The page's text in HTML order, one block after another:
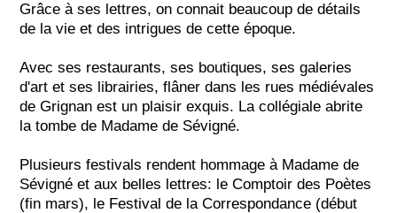
Grâce à ses lettres, on connait beaucoup de détails
de la vie et des intrigues de cette époque.
Avec ses restaurants, ses boutiques, ses galeries
d'art et ses librairies, flâner dans les rues médiévales
de Grignan est un plaisir exquis. La collégiale abrite
la tombe de Madame de Sévigné.
Plusieurs festivals rendent hommage à Madame de
Sévigné et aux belles lettres: le Comptoir des Poètes
(fin mars), le Festival de la Correspondance (début